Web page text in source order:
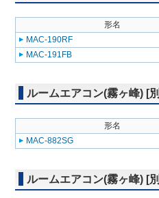
形名
MAC-190RF
MAC-191FB
ルームエアコン(霧ヶ峰) [
形名
MAC-882SG
ルームエアコン(霧ヶ峰) [